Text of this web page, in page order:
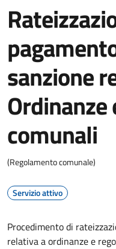
sanzione
comunali
(Regolamento comunale)
Servizio attivo
Procedimento di
relativa a ordinanze e